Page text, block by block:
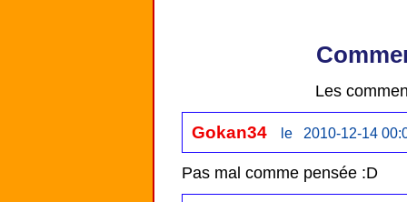
Les
Gokan34 le 2010-12-14
Pas mal comme pensée :D